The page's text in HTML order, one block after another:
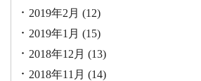
2019年2月 (12)
2019年1月 (15)
2018年12月 (13)
2018年11月 (14)